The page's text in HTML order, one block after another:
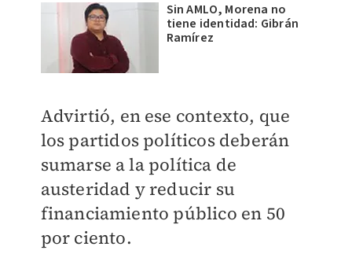
Sin AMLO, Morena no
tiene identidad: Gibrán
Ramírez
Advirtió, en ese contexto, que
los partidos políticos deberán
sumarse a la política de
austeridad y reducir su
financiamiento público en 50
por ciento.